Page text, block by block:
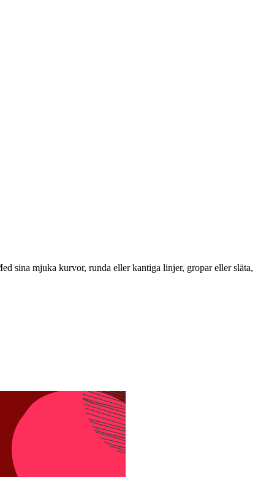
sina mjuka kurvor, runda eller kantiga linjer, gropar eller släta,